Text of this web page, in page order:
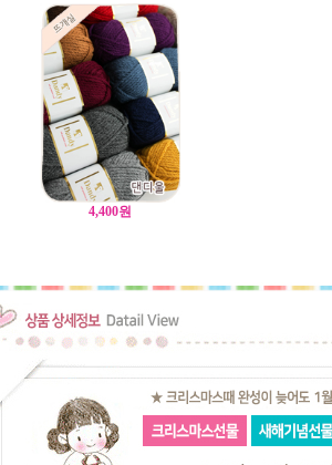
4,400원